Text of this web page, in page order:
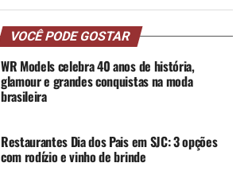
VOCÊ PODE GOSTAR
WR Models celebra 40 anos de história,
glamour e grandes conquistas na moda
brasileira
Restaurantes Dia dos Pais em SJC: 3 opções
com rodízio e vinho de brinde